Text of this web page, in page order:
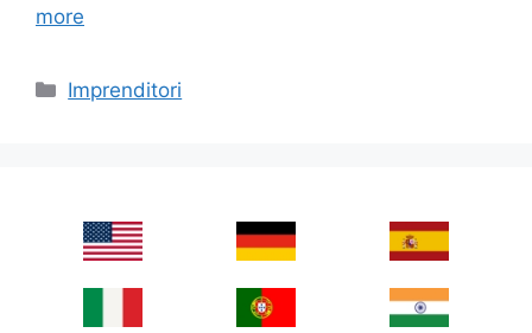
more
Categories
Imprenditori